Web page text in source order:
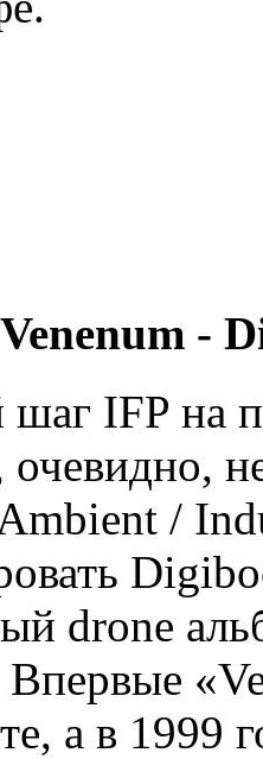
-
IFP на
/
drone
Впервые
а в 1999